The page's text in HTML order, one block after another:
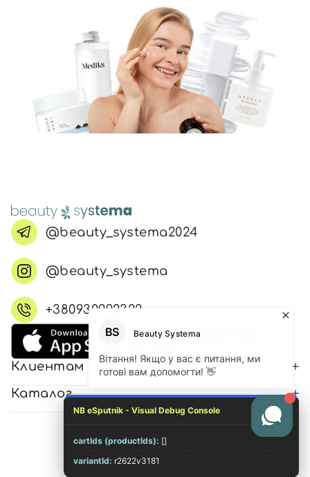
@beauty_systema2024
@beauty_systema
+380930992322
Клиентам
Каталог
© 2026 Все права защищены
NB eSputnik - Visual Debug Console
cartIds (productIds): []
variantId: r2622v3181